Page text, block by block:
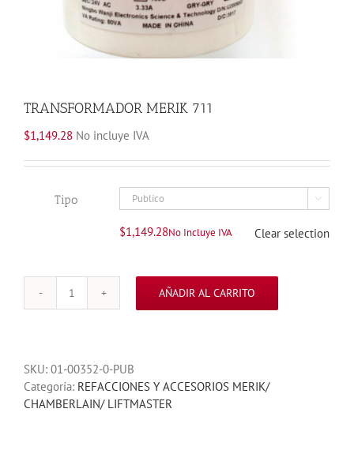
TRANSFORMADOR MERIK 711
$1,149.28 No incluye IVA
Tipo 
$1,149.28No Incluye IVA Clear selection
TRANSFORMADORAÑADIR AL CARRITO
SKU: 01-00352-0-PUB
Categoría: REFACCIONES Y ACCESORIOS MERIK/
CHAMBERLAIN/ LIFTMASTER